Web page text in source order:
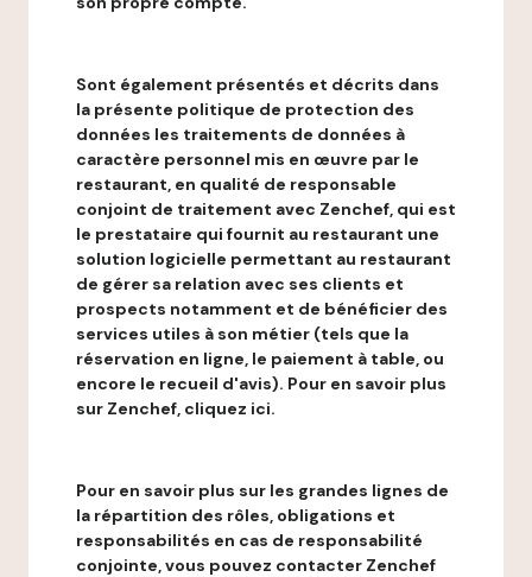
Sont également présentés et décrits dans
la présente politique de protection des
données les traitements de données à
caractère personnel mis en œuvre par le
restaurant, en qualité de responsable
conjoint de traitement avec Zenchef, qui est
le prestataire qui fournit au restaurant une
solution logicielle permettant au restaurant
de gérer sa relation avec ses clients et
prospects notamment et de bénéficier des
services utiles à son métier (tels que la
réservation en ligne, le paiement à table, ou
encore le recueil d'avis). Pour en savoir plus
sur Zenchef, cliquez ici.
Pour en savoir plus sur les grandes lignes de
la répartition des rôles, obligations et
responsabilités en cas de responsabilité
conjointe, vous pouvez contacter Zenchef